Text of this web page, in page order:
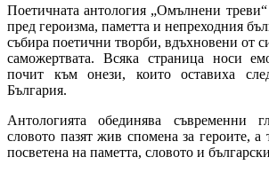
Поетичната антология „Омълнени
пред героизма, паметта и непреходния
събира поетични творби, вдъхновени от
саможертвата. Всяка страница носи
почит към онези, които оставиха
България.
Антологията обединява съвременни
словото пазят жив спомена за героите, а
посветена на паметта, словото и